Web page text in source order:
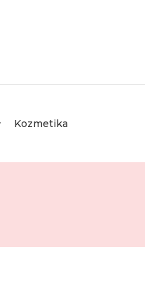
Kozmetika